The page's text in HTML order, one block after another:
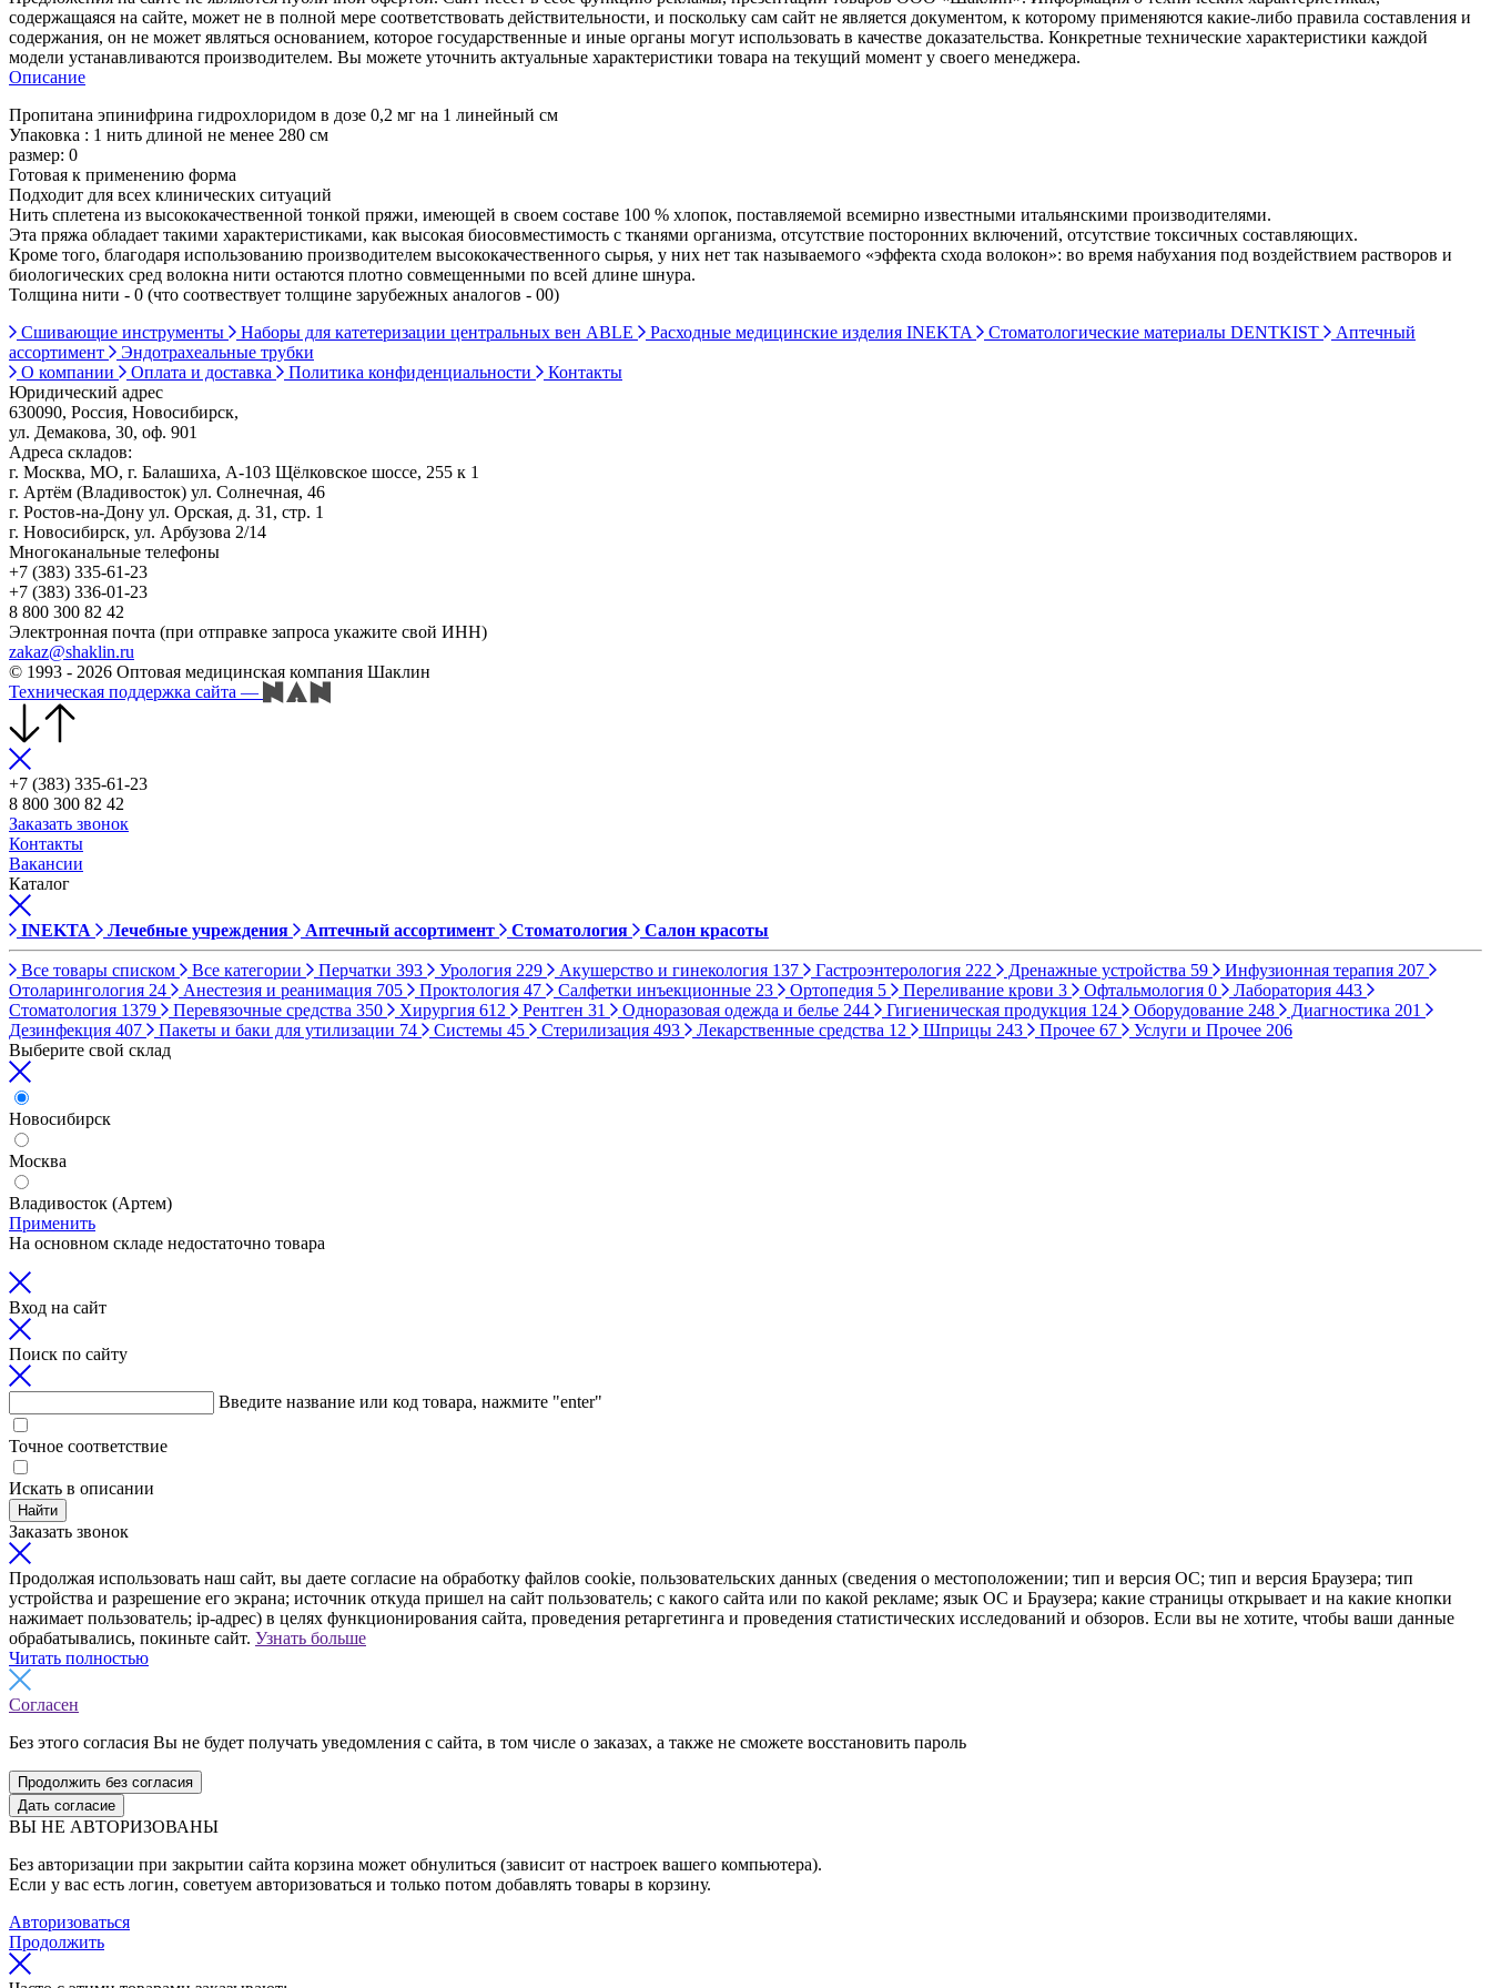
содержащаяся на сайте, может не в полной мере соответствовать действительности, и поскольку сам сайт не является документом, к которому применяются какие-либо правила составления и
содержания, он не может являться основанием, которое государственные и иные органы могут использовать в качестве доказательства. Конкретные технические характеристики каждой
модели устанавливаются производителем. Вы можете уточнить актуальные характеристики товара на текущий момент у своего менеджера.
Описание
Пропитана эпинифрина гидрохлоридом в дозе 0,2 мг на 1 линейный см
Упаковка : 1 нить длиной не менее 280 см
размер: 0
Готовая к применению форма
Подходит для всех клинических ситуаций
Нить сплетена из высококачественной тонкой пряжи, имеющей в своем составе 100 % хлопок, поставляемой всемирно известными итальянскими производителями.
Эта пряжа обладает такими характеристиками, как высокая биосовместимость с тканями организма, отсутствие посторонних включений, отсутствие токсичных составляющих.
Кроме того, благодаря использованию производителем высококачественного сырья, у них нет так называемого «эффекта схода волокон»: во время набухания под воздействием растворов и
биологических сред волокна нити остаются плотно совмещенными по всей длине шнура.
Толщина нити - 0 (что соотвествует толщине зарубежных аналогов - 00)
Сшивающие инструменты
Наборы для катетеризации центральных вен ABLE Расходные медицинские изделия INEKTA Стоматологические материалы DENTKIST
Аптечный
ассортимент
Эндотрахеальные трубки
О компании
Оплата и доставка Политика конфиденциальности
Контакты
Юридический адрес
630090, Россия, Новосибирск,
ул. Демакова, 30, оф. 901
Адреса складов:
г. Москва, МО, г. Балашиха, А-103 Щёлковское шоссе, 255 к 1
г. Артём (Владивосток) ул. Солнечная, 46
г. Ростов-на-Дону ул. Орская, д. 31, стр. 1
г. Новосибирск, ул. Арбузова 2/14
Многоканальные телефоны
+7 (383) 335-61-23
+7 (383) 336-01-23
8 800 300 82 42
Электронная почта (при отправке запроса укажите свой ИНН)
zakaz@shaklin.ru
© 1993 - 2026 Оптовая медицинская компания Шаклин
Техническая поддержка сайта —
+7 (383) 335-61-23
8 800 300 82 42
Заказать звонок
Контакты
Вакансии
Каталог
INEKTA Лечебные учреждения Аптечный ассортимент Стоматология Салон красоты
Все товары списком Все категории Перчатки 393 Урология 229 Акушерство и гинекология 137 Гастроэнтерология 222 Дренажные устройства 59 Инфузионная терапия 207
Отоларингология 24 Анестезия и реанимация 705 Проктология 47 Салфетки инъекционные 23 Ортопедия 5 Переливание крови 3 Офтальмология 0 Лаборатория 443
Стоматология 1379 Перевязочные средства 350 Хирургия 612 Рентген 31 Одноразовая одежда и белье 244 Гигиеническая продукция 124 Оборудование 248 Диагностика 201
Дезинфекция 407 Пакеты и баки для утилизации 74 Системы 45 Стерилизация 493 Лекарственные средства 12 Шприцы 243 Прочее 67 Услуги и Прочее 206
Выберите свой склад
Новосибирск
Москва
Владивосток (Артем)
Применить
На основном складе недостаточно товара
Вход на сайт
Поиск по сайту
Введите название или код товара, нажмите "enter"
Точное соответствие
Искать в описании
Найти
Заказать звонок
Продолжая использовать наш сайт, вы даете согласие на обработку файлов cookie, пользовательских данных (сведения о местоположении; тип и версия ОС; тип и версия Браузера; тип
устройства и разрешение его экрана; источник откуда пришел на сайт пользователь; с какого сайта или по какой рекламе; язык ОС и Браузера; какие страницы открывает и на какие кнопки
нажимает пользователь; ip-адрес) в целях функционирования сайта, проведения ретаргетинга и проведения статистических исследований и обзоров. Если вы не хотите, чтобы ваши данные
обрабатывались, покиньте сайт. Узнать больше
Читать полностью
Согласен
Без этого согласия Вы не будет получать уведомления с сайта, в том числе о заказах, а также не сможете восстановить пароль
Продолжить без согласия
Дать согласие
ВЫ НЕ АВТОРИЗОВАНЫ
Без авторизации при закрытии сайта корзина может обнулиться (зависит от настроек вашего компьютера).
Если у вас есть логин, советуем авторизоваться и только потом добавлять товары в корзину.
Авторизоваться
Продолжить